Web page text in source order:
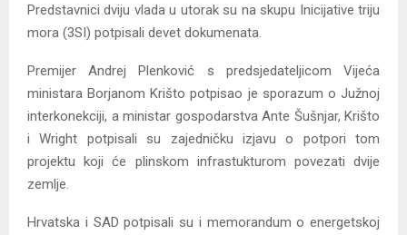
Predstavnici dviju vlada u utorak su na skupu Inicijative triju
mora (3SI) potpisali devet dokumenata.
Premijer Andrej Plenković s predsjedateljicom Vijeća
ministara Borjanom Krišto potpisao je sporazum o Južnoj
interkonekciji, a ministar gospodarstva Ante Šušnjar, Krišto
i Wright potpisali su zajedničku izjavu o potpori tom
projektu koji će plinskom infrastukturom povezati dvije
zemlje.
Hrvatska i SAD potpisali su i memorandum o energetskoj